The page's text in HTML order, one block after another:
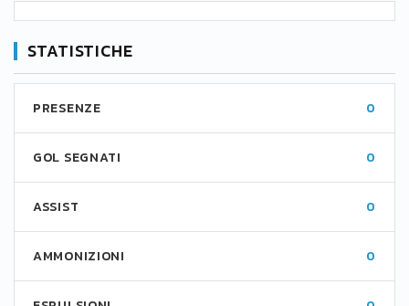
STATISTICHE
PRESENZE 0
GOL SEGNATI 0
ASSIST 0
AMMONIZIONI 0